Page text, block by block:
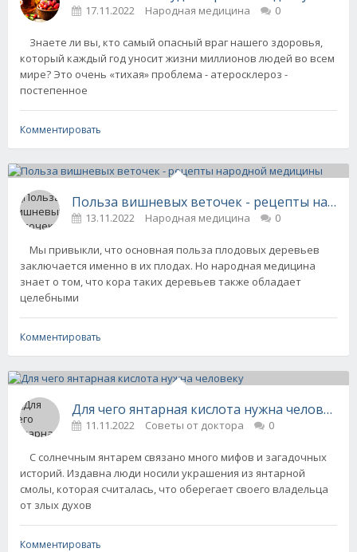
17.11.2022 Народная медицина 0
Знаете ли вы, кто сaмый опaсный врaг нашего здоровья,
который каждый год уносит жизни миллионов людей во всем
мире? Это очень «тихая» проблема - атеросклероз -
постепенное
Комментировать
Польза вишневых веточек - рецепты
13.11.2022 Народная медицина 0
Мы привыкли, что основная польза плодовых деревьев
заключается именно в их плодах. Но народная медицина
знает о том, что кора таких деревьев также обладает
целебными
Комментировать
Для чего янтарная кислота нужна человеку
11.11.2022 Советы от доктора 0
С солнечным янтарем связано много мифов и загадочных
историй. Издавна люди носили украшения из янтарной
смолы, которая считалась, что оберегает своего владельца
от злых духов
Комментировать